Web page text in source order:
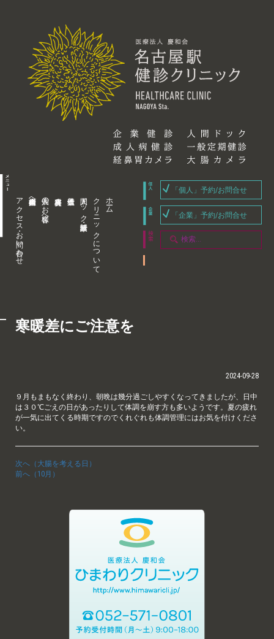
アクセス・お問い合わせ 企業内担当者様へ 個人のお客様へ 人間ドック・健康診断 クリニックについて ホーム
「個人」予約/お問合せ
「企業」予約/お問合せ
寒暖差にご注意を
2024-09-28
９月もまもなく終わり、朝晩は幾分過ごしやすくなってきましたが、日中
は３０℃ごえの日があったりして体調を崩す方も多いようです。夏の疲れ
が一気に出てくる時期ですのでくれぐれも体調管理にはお気を付けくださ
い。
次へ（大腸を考える日）
前へ（10月）